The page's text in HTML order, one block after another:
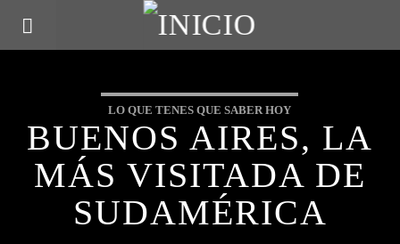
LO QUE TENES QUE SABER HOY
BUENOS AIRES, LA
MÁS VISITADA DE
SUDAMÉRICA